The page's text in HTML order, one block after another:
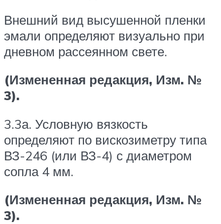
Внешний вид высушенной пленки
эмали определяют визуально при
дневном рассеянном свете.
(Измененная редакция, Изм. №
3).
3.3а. Условную вязкость
определяют по вискозиметру типа
ВЗ-246 (или ВЗ-4) с диаметром
сопла 4 мм.
(Измененная редакция, Изм. №
3).